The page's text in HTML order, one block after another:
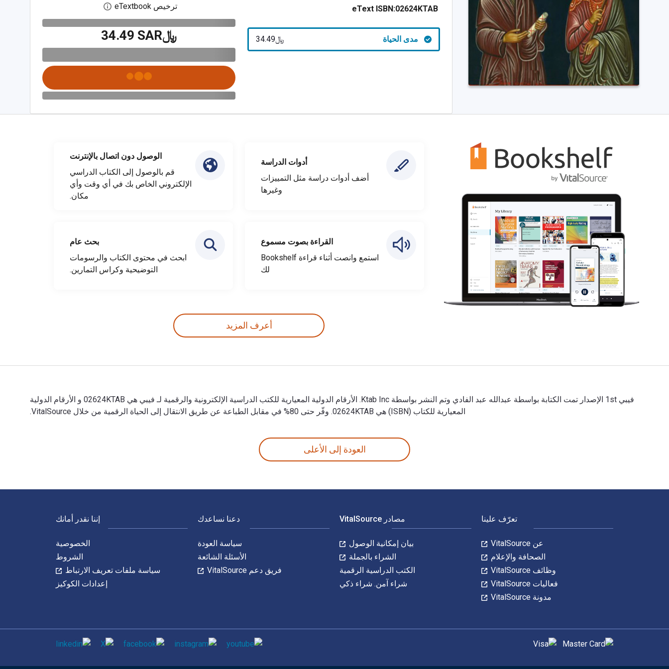
eText ISBN:02624KTAB
مدى الحياة ﷼‎34.49
ترخيص eTextbook افتح مربع حوار الترخيص
﷼‎34.49 SAR
أدوات الدراسة
أضف أدوات دراسة مثل التمييزات
وغيرها
القراءة بصوت مسموع
استمع وانصت أثناء قراءة Bookshelf
لك
الوصول دون اتصال بالإنترنت
قم بالوصول إلى الكتاب الدراسي
الإلكتروني الخاص بك في أي وقت وأي
مكان.
بحث عام
ابحث في محتوى الكتاب والرسومات
التوضيحية وكراس التمارين.
أعرف المزيد
فيبي 1st الإصدار تمت الكتابة بواسطة عبدالله عبد الفادي وتم النشر بواسطة Ktab Inc. الأرقام الدولية المعيارية للكتب الدراسية الإلكترونية والرقمية لـ فيبي هي 02624KTAB و الأرقام الدولية
المعيارية للكتاب (ISBN) هي 02624KTAB. وفّر حتى 80% في مقابل الطباعة عن طريق الانتقال إلى الحياة الرقمية من خلال VitalSource.
العودة إلى الأعلى
تعرّف علينا
عن VitalSource
الصحافة والإعلام
وظائف VitalSource
فعاليات VitalSource
مدونة VitalSource
مصادر VitalSource
بيان إمكانية الوصول
الشراء بالجملة
الكتب الدراسية الرقمية
شراء آمن. شراء ذكي
دعنا نساعدك
سياسة العودة
الأسئلة الشائعة
فريق دعم VitalSource
إننا نقدر أمانك
الخصوصية
الشروط
سياسة ملفات تعريف الارتباط
إعدادات الكوكيز
وسائل التواصل الاجتماعي طرق الدفع المدعومة